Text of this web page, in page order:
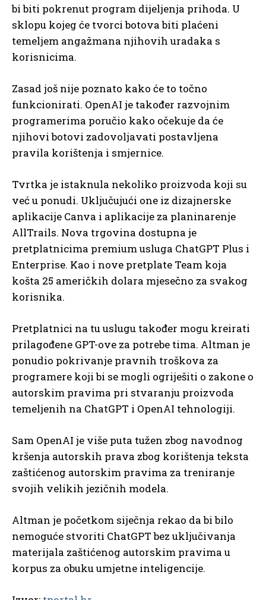
bi biti pokrenut program dijeljenja prihoda. U
sklopu kojeg će tvorci botova biti plaćeni
temeljem angažmana njihovih uradaka s
korisnicima.
Zasad još nije poznato kako će to točno
funkcionirati. OpenAI je također razvojnim
programerima poručio kako očekuje da će
njihovi botovi zadovoljavati postavljena
pravila korištenja i smjernice.
Tvrtka je istaknula nekoliko proizvoda koji su
već u ponudi. Uključujući one iz dizajnerske
aplikacije Canva i aplikacije za planinarenje
AllTrails. Nova trgovina dostupna je
pretplatnicima premium usluga ChatGPT Plus i
Enterprise. Kao i nove pretplate Team koja
košta 25 američkih dolara mjesečno za svakog
korisnika.
Pretplatnici na tu uslugu također mogu kreirati
prilagođene GPT-ove za potrebe tima. Altman je
ponudio pokrivanje pravnih troškova za
programere koji bi se mogli ogriješiti o zakone o
autorskim pravima pri stvaranju proizvoda
temeljenih na ChatGPT i OpenAI tehnologiji.
Sam OpenAI je više puta tužen zbog navodnog
kršenja autorskih prava zbog korištenja teksta
zaštićenog autorskim pravima za treniranje
svojih velikih jezičnih modela.
Altman je početkom siječnja rekao da bi bilo
nemoguće stvoriti ChatGPT bez uključivanja
materijala zaštićenog autorskim pravima u
korpus za obuku umjetne inteligencije.